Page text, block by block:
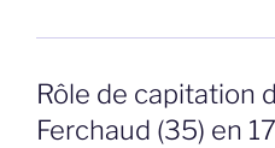
Rôle de capitation
Ferchaud (35) en